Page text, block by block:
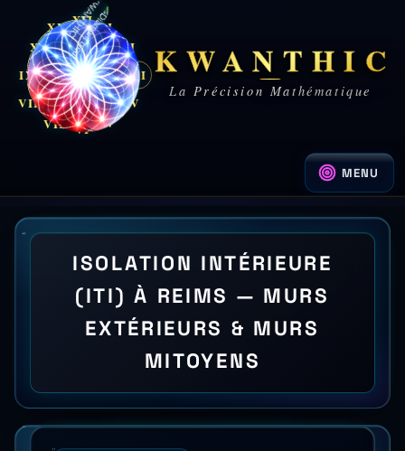
XII I
II
III
III
IV
V
VI
VII
VIII
IX
XI
KWANTHIC
La Précision Mathématique
MENU
ISOLATION INTÉRIEURE
(ITI) À REIMS — MURS
EXTÉRIEURS & MURS
MITOYENS